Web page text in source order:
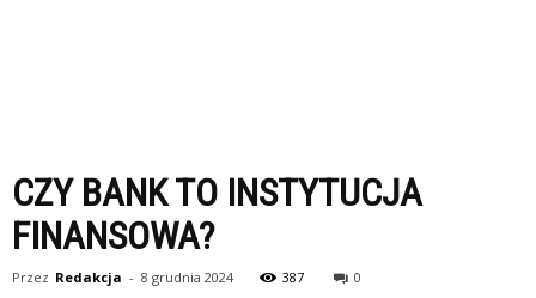
CZY BANK TO INSTYTUCJA
FINANSOWA?
Przez Redakcja - 8 grudnia 2024 387 0